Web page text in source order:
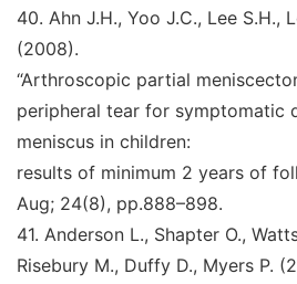
40. Ahn J.H., Yoo J.C., Lee S.H.,
(2008).
“Arthroscopic partial
peripheral tear for symptomatic
meniscus in children:
results of minimum 2 years of
Aug; 24(8), pp.888–898.
41. Anderson L., Shapter O.,
Risebury M., Duffy D., Myers P.